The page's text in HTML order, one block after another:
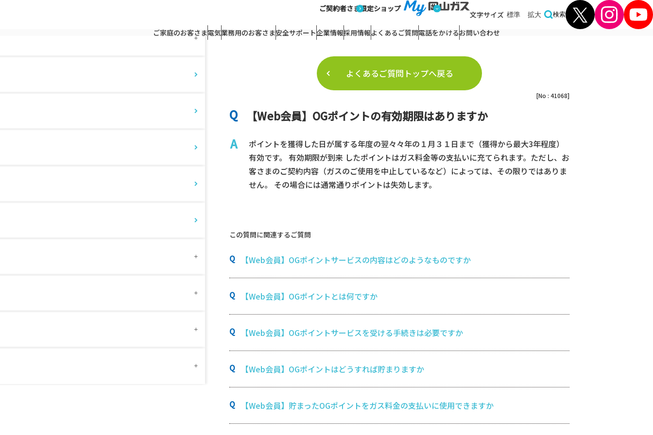
文字サイズ 標準 拡大 検索
ご契約者さま限定ショップ
ご家庭のお客さま電気業務用のお客さま安全サポート企業情報採用情報よくあるご質問電話をかけるお問い合わせ
よくあるご質問トップへ戻る
[No : 41068]
【Web会員】OGポイントの有効期限はありますか
ポイントを獲得した日が属する年度の翌々々年の１月３１日まで（獲得から最大3年程度）
有効です。 有効期限が到来 したポイントはガス料金等の支払いに充てられます。ただし、お
客さまのご契約内容（ガスのご使用を中止しているなど）によっては、その限りではありま
せん。 その場合には通常通りポイントは失効します。
この質問に関連するご質問
【Web会員】OGポイントサービスの内容はどのようなものですか
【Web会員】OGポイントとは何ですか
【Web会員】OGポイントサービスを受ける手続きは必要ですか
【Web会員】OGポイントはどうすれば貯まりますか
【Web会員】貯まったOGポイントをガス料金の支払いに使用できますか